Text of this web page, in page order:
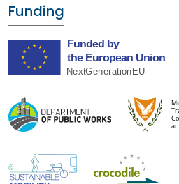
Funding